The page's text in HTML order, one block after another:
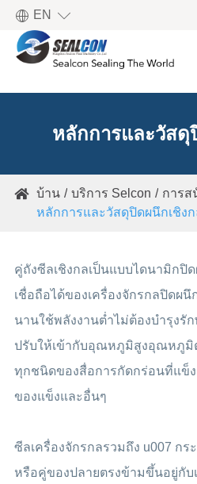
EN 
หลักการและวัสดุ
 บ้าน บริการ Selcon
การส
หลักการและวัสดุปิดผนึกเชิง
คู่ถังซีลเชิงกลเป็นแบบไดนามิก
เชื่อถือได้ของเครื่องจักรกลปิดผ
นานใช้พลังงานต่ำไม่ต้องบำรุงรั
ปรับให้เข้ากับอุณหภูมิสูงอุณหภูมิต่
ทุกชนิดของสื่อการกัดกร่อนที่แข็
ของแข็งและอื่นๆ
ซีลเครื่องจักรกลรวมถึง u007 กร
หรือคู่ของปลายตรงข้ามขึ้นอยู่กั